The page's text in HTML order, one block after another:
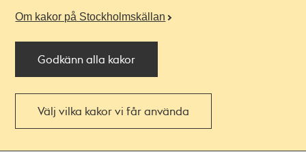
Om kakor på Stockholmskällan
Godkänn alla kakor
Välj vilka kakor vi får använda